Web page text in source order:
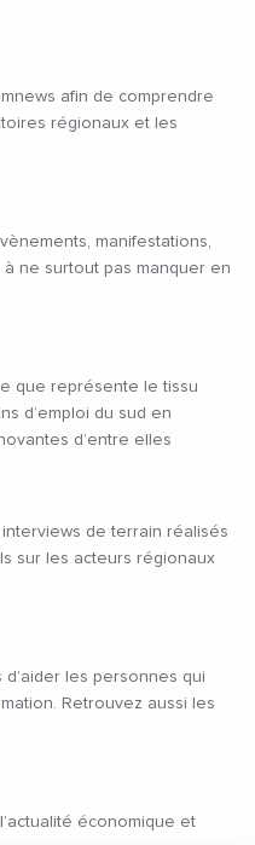
afin de comprendre
régionaux et les
manifestations,
ne surtout pas manquer en
que représente le tissu
d’emploi du sud en
d’entre elles
de terrain réalisés
sur les acteurs régionaux
d’aider les personnes qui
Retrouvez aussi les
économique et